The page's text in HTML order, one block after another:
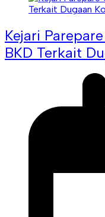
Kejari
BKD Terkait